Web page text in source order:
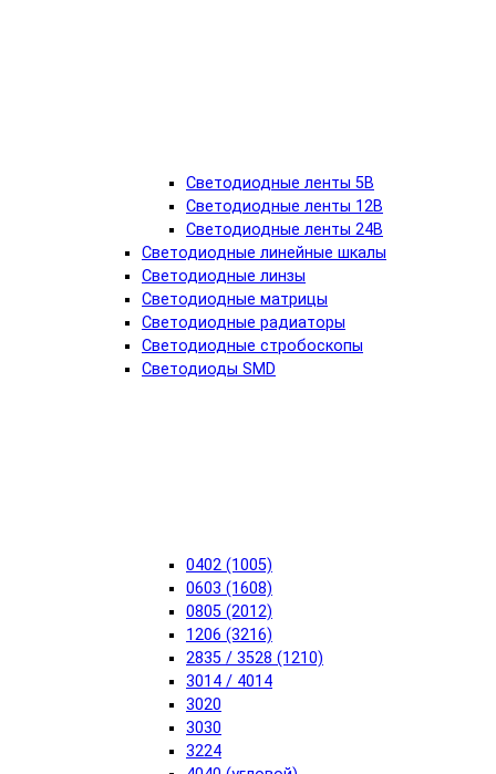
Светодиодные ленты 5В
Светодиодные ленты 12В
Светодиодные ленты 24В
Светодиодные линейные шкалы
Светодиодные линзы
Светодиодные матрицы
Светодиодные радиаторы
Светодиодные стробоскопы
Светодиоды SMD
0402 (1005)
0603 (1608)
0805 (2012)
1206 (3216)
2835 / 3528 (1210)
3014 / 4014
3020
3030
3224